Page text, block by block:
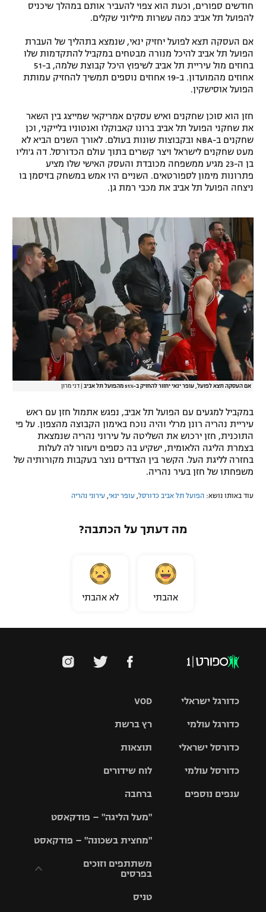
תנאי שימוש
מדיניות פרטיות
רשיון להקרנה פומבית לבית עסק
הצטרפות לחבילת הערוצים
לוח דרושים – ג'ובנט
המגזין
ספורט אתגרי ואקסטרים
אומנויות לחימה
גיימינג E-Sports
חודשים ספורים, וכעת הוא צפוי להעביר אותם במהלך שיכניס
להפועל תל אביב כמה עשרות מיליוני שקלים.
אם העסקה תצא לפועל יחזיק ינאי, שנמצא בתהליך של העברת
הפועל תל אביב להיכל מנורה מבטחים במקביל להתקדמות שלו
בחוזים מול עיריית תל אביב לשיפוץ היכל קבוצת שלמה, ב-51
אחוזים מהמועדון. ב-19 אחוזים נוספים תמשיך להחזיק עמותת
הפועל אוסישקין.
חזן הוא סוכן שחקנים ואיש עסקים אמריקאי שמייצג בין השאר
את שחקני הפועל תל אביב ברונו קאבוקלו ואנטוניו בלייקני, וכן
שחקנים ב-NBA ובקבוצות שונות בעולם. לאורך השנים הביא לא
מעט שחקנים לישראל ויצר קשרים בתוך עולם הכדורסל. דה ג'וליו
בן ה-23 מגיע ממשפחה מכובדת והעסק האישי שלו מציע
פתרונות מימון לספורטאים. השניים היו אמש במשחק בזיסמן בו
ניצחה הפועל תל אביב את מכבי רמת גן.
אם העסקה תצא לפועל, עופר ינאי יחזור להחזיק ב-51% מהפועל תל אביב דני מרון
במקביל למגעים עם הפועל תל אביב, נפגש אתמול חזן עם ראש
עיריית נהריה רונן מרלי והיה נוכח באימון הקבוצה מהצפון. על פי
התוכנית, חזן ירכוש את השליטה על עירוני נהריה שנמצאת
בצמרת הליגה הלאומית, ישקיע בה כספים ויעזור לה לעלות
בחזרה לליגת העל. הקשר בין הצדדים נוצר בעקבות מקורותיה של
משפחתו של חזן בעיר נהריה.
עוד באותו נושא: הפועל תל אביב כדורסל עופר ינאי עירוני נהריה
מה דעתך על הכתבה?
אהבתי לא אהבתי
VOD
רץ ברשת
תוצאות
לוח שידורים
ברחבה
"מעל הליגה" – פודקאסט
"מחצית בשכונה" – פודקאסט
משתתפים וזוכים
בפרסים
טניס
כדורגל ישראלי
גביע הטוטו
כדורגל עולמי
האלופות
ליגה
כדורסל ישראלי
סל
כדורסל עולמי
ענפים נוספים